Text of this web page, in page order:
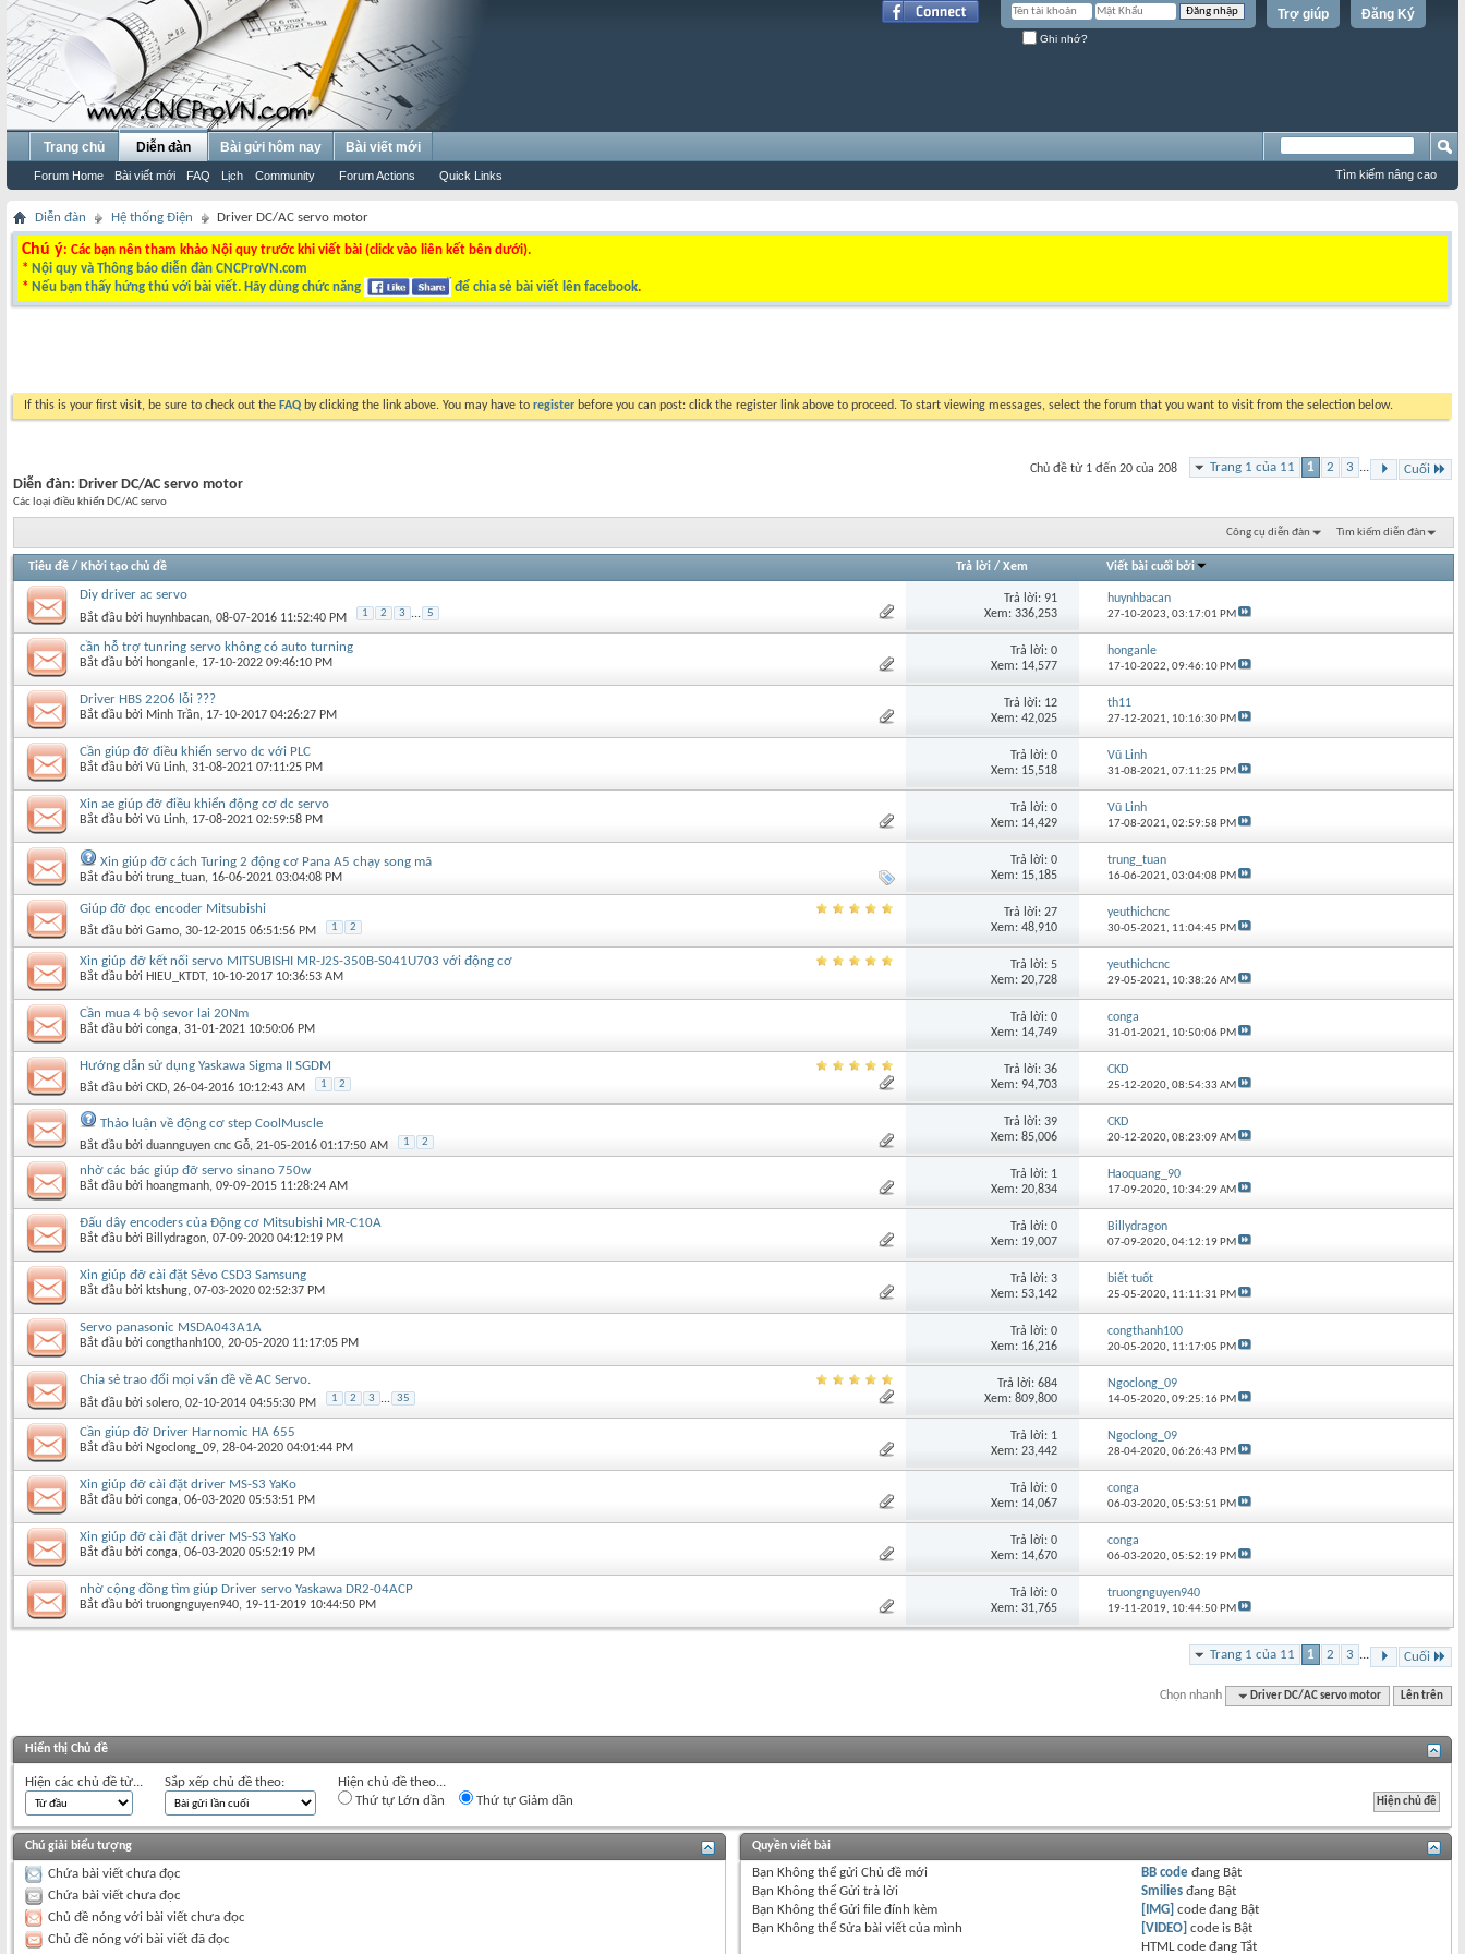
Đăng Ký
Trợ giúp
Ghi nhớ?
Trang chủ Diễn đàn
Forum Home Bài viết mới FAQ Lịch Community Forum Actions Quick Links
Bài gửi hôm nay Bài viết mới
Tìm kiếm nâng cao
Diễn đàn Hệ thống Điện Driver DC/AC servo motor
Chú ý: Các bạn nên tham khảo Nội quy trước khi viết bài (click vào liên kết bên dưới).
* Nội quy và Thông báo diễn đàn CNCProVN.com
* Nếu bạn thấy hứng thú với bài viết. Hãy dùng chức năng để chia sẻ bài viết lên facebook.
If this is your first visit, be sure to check out the FAQ by clicking the link above. You may have to register before you can post: click the register link above to proceed. To start viewing messages, select the forum that you want to visit from the selection below.
Trang 1 của 11 1 2 3 ... Cuối
Chủ đề từ 1 đến 20 của 208
Diễn đàn: Driver DC/AC servo motor
Các loại điều khiển DC/AC servo
Công cụ diễn đàn Tìm kiếm diễn đàn
Tiêu đề / Khởi tạo chủ đề Trả lời/ Xem Viết bài cuối bởi
Diy driver ac servo
Bắt đầu bởi huynhbacan‎, 08-07-2016 11:52:40 PM 1 2 3 ... 5
Trả lời: 91
Xem: 336,253
huynhbacan
27-10-2023,03:17:01 PM
cần hỗ trợ tunring servo không có auto turning
Bắt đầu bởi honganle‎, 17-10-2022 09:46:10 PM
Trả lời: 0
Xem: 14,577
honganle
17-10-2022,09:46:10 PM
Driver HBS 2206 lỗi ???
Bắt đầu bởi Minh Trần‎, 17-10-2017 04:26:27 PM
Trả lời: 12
Xem: 42,025
th11
27-12-2021, 10:16:30 PM
Cần giúp đỡ điều khiển servo dc với PLC
Bắt đầu bởi Vũ Linh‎, 31-08-2021 07:11:25 PM
Trả lời: 0
Xem: 15,518
Vũ Linh
31-08-2021,07:11:25 PM
Xin ae giúp đỡ điều khiển động cơ dc servo
Bắt đầu bởi Vũ Linh‎, 17-08-2021 02:59:58 PM
Trả lời: 0
Xem: 14,429
Vũ Linh
17-08-2021,02:59:58 PM
Xin giúp đỡ cách Turing 2 động cơ Pana A5 chạy song mã
Bắt đầu bởi trung_tuan‎, 16-06-2021 03:04:08 PM
Trả lời: 0
Xem: 15,185
trung_tuan
16-06-2021,03:04:08 PM
Giúp đỡ đọc encoder Mitsubishi
Bắt đầu bởi Gamo‎, 30-12-2015 06:51:56 PM 1 2
Trả lời: 27
Xem: 48,910
yeuthichcnc
30-05-2021, 11:04:45 PM
Xin giúp đỡ kết nối servo MITSUBISHI MR-J2S-350B-S041U703 với động cơ
Bắt đầu bởi HIEU_KTDT‎, 10-10-2017 10:36:53 AM
Trả lời: 5
Xem: 20,728
yeuthichcnc
29-05-2021, 10:38:26 AM
Cần mua 4 bộ sevor lai 20Nm
Bắt đầu bởi conga‎, 31-01-2021 10:50:06 PM
Trả lời: 0
Xem: 14,749
conga
31-01-2021, 10:50:06 PM
Hướng dẫn sử dụng Yaskawa Sigma II SGDM
Bắt đầu bởi CKD‎, 26-04-2016 10:12:43 AM 1 2
Trả lời: 36
Xem: 94,703
CKD
25-12-2020,08:54:33 AM
Thảo luận về động cơ step CoolMuscle
Bắt đầu bởi duannguyen cnc Gỗ‎, 21-05-2016 01:17:50 AM 1 2
Trả lời: 39
Xem: 85,006
CKD
20-12-2020,08:23:09 AM
nhờ các bác giúp đỡ servo sinano 750w
Bắt đầu bởi hoangmanh‎, 09-09-2015 11:28:24 AM
Trả lời: 1
Xem: 20,834
Haoquang_90
17-09-2020, 10:34:29 AM
Đấu dây encoders của Động cơ Mitsubishi MR-C10A
Bắt đầu bởi Billydragon‎, 07-09-2020 04:12:19 PM
Trả lời: 0
Xem: 19,007
Billydragon
07-09-2020,04:12:19 PM
Xin giúp đỡ cài đặt Sẻvo CSD3 Samsung
Bắt đầu bởi ktshung‎, 07-03-2020 02:52:37 PM
Trả lời: 3
Xem: 53,142
biết tuốt
25-05-2020, 11:11:31 PM
Servo panasonic MSDA043A1A
Bắt đầu bởi congthanh100‎, 20-05-2020 11:17:05 PM
Trả lời: 0
Xem: 16,216
congthanh100
20-05-2020, 11:17:05 PM
Chia sẻ trao đổi mọi vấn đề về AC Servo.
Bắt đầu bởi solero‎, 02-10-2014 04:55:30 PM 1 2 3 ... 35
Trả lời: 684
Xem: 809,800
Ngoclong_09
14-05-2020,09:25:16 PM
Cần giúp đỡ Driver Harnomic HA 655
Bắt đầu bởi Ngoclong_09‎, 28-04-2020 04:01:44 PM
Trả lời: 1
Xem: 23,442
Ngoclong_09
28-04-2020,06:26:43 PM
Xin giúp đỡ cài đặt driver MS-S3 YaKo
Bắt đầu bởi conga‎, 06-03-2020 05:53:51 PM
Trả lời: 0
Xem: 14,067
conga
06-03-2020,05:53:51 PM
Xin giúp đỡ cài đặt driver MS-S3 YaKo
Bắt đầu bởi conga‎, 06-03-2020 05:52:19 PM
Trả lời: 0
Xem: 14,670
conga
06-03-2020,05:52:19 PM
nhờ cộng đồng tìm giúp Driver servo Yaskawa DR2-04ACP
Bắt đầu bởi truongnguyen940‎, 19-11-2019 10:44:50 PM
Trả lời: 0
Xem: 31,765
truongnguyen940
19-11-2019, 10:44:50 PM
Trang 1 của 11 1 2 3 ... Cuối
Chọn nhanh Driver DC/AC servo motor Lên trên
Hiển thị Chủ đề
Hiện các chủ đề từ... Sắp xếp chủ đề theo:
Hiện chủ đề theo...
Thứ tự Lớn dần
Thứ tự Giảm dần
Chú giải biểu tượng
Chứa bài viết chưa đọc
Chứa bài viết chưa đọc
Chủ đề nóng với bài viết chưa đọc
Chủ đề nóng với bài viết đã đọc
Quyền viết bài
Bạn Không thểgửi Chủ đề mới
Bạn Không thểGửi trả lời
Bạn Không thểGửi file đính kèm
Bạn Không thểSửa bài viết của mình
BB code đang Bật
Smilies đang Bật
[IMG] code đang Bật
[VIDEO] code is Bật
HTML code đangTắt